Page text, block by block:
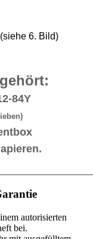
(siehe 6. Bild)
84Y
autorisierten
bei.